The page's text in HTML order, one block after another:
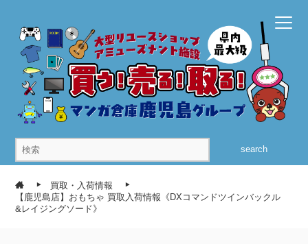
search
買取・入荷情報
【鹿児島店】おもちゃ 買取入荷情報《DXコマンドツインバックル
&レイジングソード》